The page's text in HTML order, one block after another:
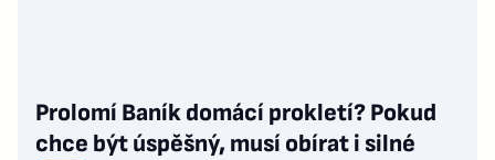
Prolomí Baník domácí prokletí? Pokud
chce být úspěšný, musí obírat i silné